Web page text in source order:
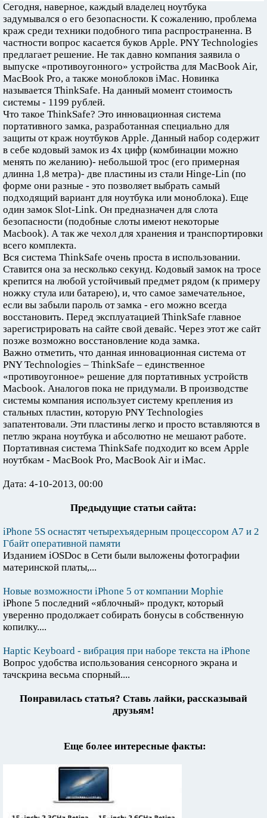
Сегодня, наверное, каждый владелец ноутбука
задумывался о его безопасности. К сожалению, проблема
краж среди техники подобного типа распространенна. В
частности вопрос касается буков Apple. PNY Technologies
предлагает решение. Не так давно компания заявила о
выпуске «противоугонного» устройства для MacBook Air,
MacBook Pro, а также моноблоков iMac. Новинка
называется ThinkSafe. На данный момент стоимость
системы - 1199 рублей.
Что такое ThinkSafe? Это инновационная система
портативного замка, разработанная специально для
защиты от краж ноутбуков Apple. Данный набор содержит
в себе кодовый замок из 4х цифр (комбинации можно
менять по желанию)- небольшой трос (его примерная
длинна 1,8 метра)- две пластины из стали Hinge-Lin (по
форме они разные - это позволяет выбрать самый
подходящий вариант для ноутбука или моноблока). Еще
один замок Slot-Link. Он предназначен для слота
безопасности (подобные слоты имеют некоторые
Macbook). А так же чехол для хранения и транспортировки
всего комплекта.
Вся система ThinkSafe очень проста в использовании.
Ставится она за несколько секунд. Кодовый замок на тросе
крепится на любой устойчивый предмет рядом (к примеру
ножку стула или батарею), и, что самое замечательное,
если вы забыли пароль от замка - его можно всегда
восстановить. Перед эксплуатацией ThinkSafe главное
зарегистрировать на сайте свой девайс. Через этот же сайт
позже возможно восстановление кода замка.
Важно отметить, что данная инновационная система от
PNY Technologies – ThinkSafe – единственное
«противоугонное» решение для портативных устройств
Macbook. Аналогов пока не придумали. В производстве
системы компания использует систему крепления из
стальных пластин, которую PNY Technologies
запатентовали. Эти пластины легко и просто вставляются в
петлю экрана ноутбука и абсолютно не мешают работе.
Портативная система ThinkSafe подходит ко всем Apple
ноутбкам - MacBook Pro, MacBook Air и iMac.
Дата: 4-10-2013, 00:00
Предыдущие статьи сайта:
iPhone 5S оснастят четырехъядерным процессором A7 и 2
Гбайт оперативной памяти
Изданием iOSDoc в Сети были выложены фотографии
материнской платы,...
Новые возможности iPhone 5 от компании Mophie
iPhone 5 последний «яблочный» продукт, который
уверенно продолжает собирать бонусы в собственную
копилку....
Haptic Keyboard - вибрация при наборе текста на iPhone
Вопрос удобства использования сенсорного экрана и
тачскрина весьма спорный....
Понравилась статья? Ставь лайки, рассказывай
друзьям!
Еще более интересные факты: